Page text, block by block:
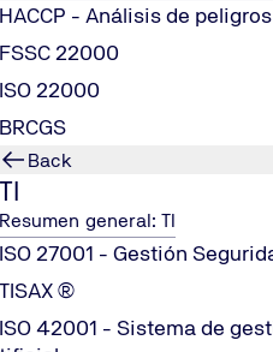
HACCP - Análisis de peligros
FSSC 22000
ISO 22000
BRCGS
Back
TI
Resumen general: TI
ISO 27001 - Gestión
TISAX ®
ISO 42001 - Sistema de
cuanto a la idoneidad de